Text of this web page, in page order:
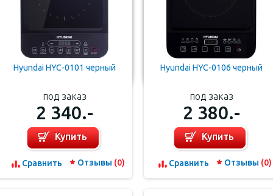
Hyundai HYC-0101 черный
под заказ
2 340.-
Купить
Cравнить Отзывы (0)
Hyundai HYC-0106 черный
под заказ
2 380.-
Купить
Cравнить Отзывы (0)